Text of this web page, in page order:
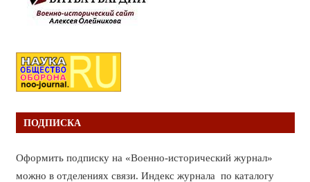
ПОДПИСКА
Оформить подписку на «Военно-исторический журнал»
можно в отделениях связи. Индекс журнала по каталогу